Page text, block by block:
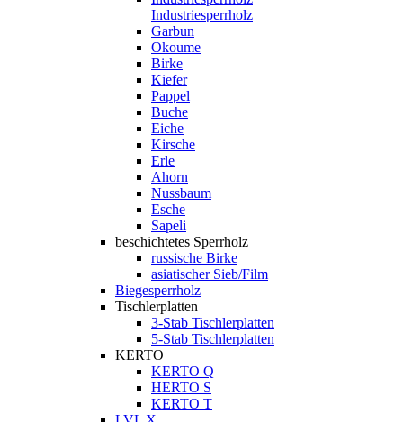
Industriesperrholz
Garbun
Okoume
Birke
Kiefer
Pappel
Buche
Eiche
Kirsche
Erle
Ahorn
Nussbaum
Esche
Sapeli
beschichtetes Sperrholz
russische Birke
asiatischer Sieb/Film
Biegesperrholz
Tischlerplatten
3-Stab Tischlerplatten
5-Stab Tischlerplatten
KERTO
KERTO Q
HERTO S
KERTO T